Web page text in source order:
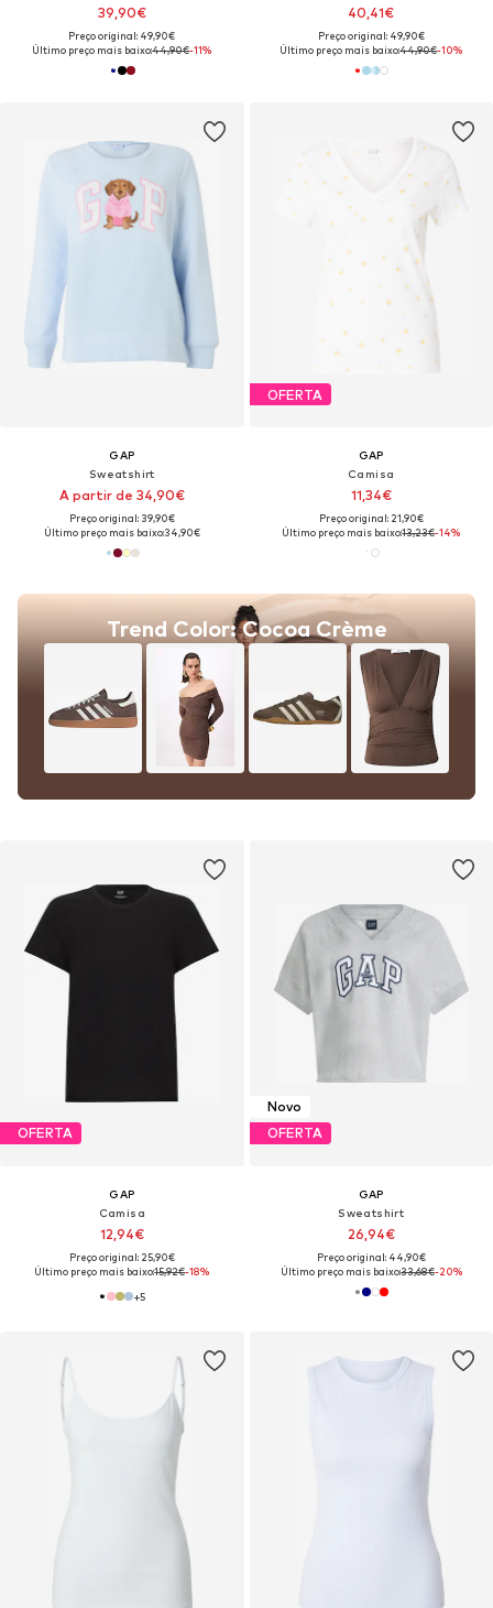
39,90€
Preço original: 49,90€
Último preço mais baixo:44,90€-11%
40,41€
Preço original: 49,90€
Último preço mais baixo:44,90€-10%
GAP
Sweatshirt
A partir de 34,90€
Preço original: 39,90€
Último preço mais baixo:34,90€
OFERTA
GAP
Camisa
11,34€
Preço original: 21,90€
Último preço mais baixo:13,23€-14%
Trend Color: Cocoa Crème
OFERTA
GAP
Camisa
12,94€
Preço original: 25,90€
Último preço mais baixo:15,92€-18%
+5
Novo
OFERTA
GAP
Sweatshirt
26,94€
Preço original: 44,90€
Último preço mais baixo:33,68€-20%